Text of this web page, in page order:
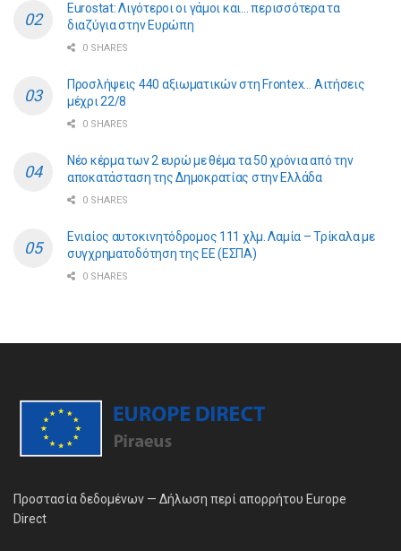
Eurostat: Λιγότεροι οι γάμοι και… περισσότερα τα
διαζύγια στην Ευρώπη
0 SHARES
Προσλήψεις 440 αξιωματικών στη Frontex… Αιτήσεις
μέχρι 22/8
0 SHARES
Νέο κέρμα των 2 ευρώ με θέμα τα 50 χρόνια από την
αποκατάσταση της Δημοκρατίας στην Ελλάδα
0 SHARES
Ενιαίος αυτοκινητόδρομος 111 χλμ. Λαμία – Τρίκαλα με
συγχρηματοδότηση της ΕE (ΕΣΠΑ)
0 SHARES
Προστασία δεδομένων — Δήλωση περί απορρήτου Europe
Direct